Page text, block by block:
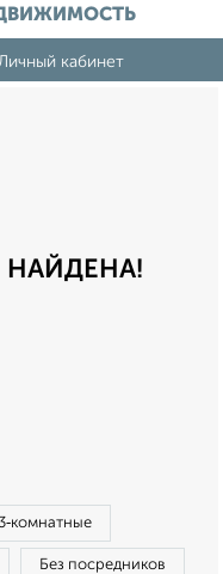
кабинет
НАЙДЕНА!
Без посредников